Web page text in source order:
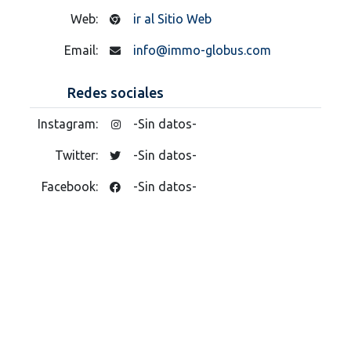
Web: ir al Sitio Web
Email: info@immo-globus.com
Redes sociales
Instagram: -Sin datos-
Twitter: -Sin datos-
Facebook: -Sin datos-